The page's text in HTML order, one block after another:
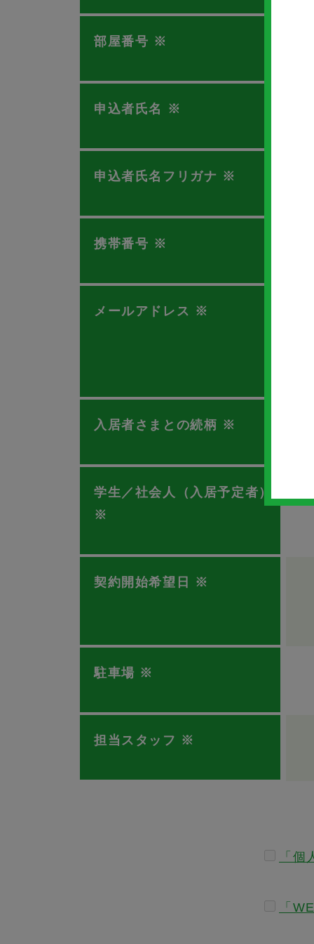
部屋番号 ※
申込者氏名 ※
申込者氏名フリガナ ※
携帯番号 ※
メールアドレス ※
入居者さまとの続柄 ※
学生／社会人（入居予定者）
※
契約開始希望日 ※
駐車場 ※
担当スタッフ ※
「
「